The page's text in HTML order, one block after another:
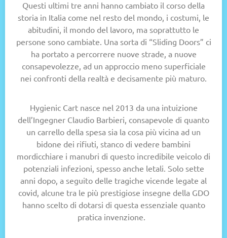
Questi ultimi tre anni hanno cambiato il corso della
storia in Italia come nel resto del mondo, i costumi, le
abitudini, il mondo del lavoro, ma soprattutto le
persone sono cambiate. Una sorta di “Sliding Doors” ci
ha portato a percorrere nuove strade, a nuove
consapevolezze, ad un approccio meno superficiale
nei confronti della realtà e decisamente più maturo.
Hygienic Cart nasce nel 2013 da una intuizione
dell’Ingegner Claudio Barbieri, consapevole di quanto
un carrello della spesa sia la cosa più vicina ad un
bidone dei rifiuti, stanco di vedere bambini
mordicchiare i manubri di questo incredibile veicolo di
potenziali infezioni, spesso anche letali. Solo sette
anni dopo, a seguito delle tragiche vicende legate al
covid, alcune tra le più prestigiose insegne della GDO
hanno scelto di dotarsi di questa essenziale quanto
pratica invenzione.